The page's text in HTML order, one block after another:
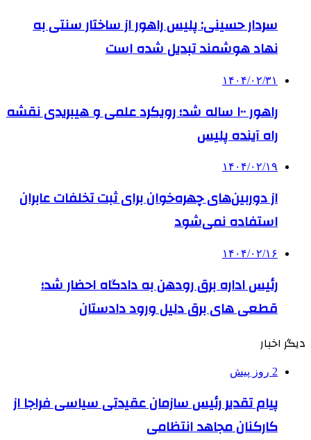
سردار حسینی: پلیس راهور از ساختار سنتی به
نهاد هوشمند تبدیل شده است
۱۴۰۴/۰۲/۳۱
راهور ۱۰۰ ساله شد؛ رویکرد علمی و هیبریدی نقشه
راه آینده پلیس
۱۴۰۴/۰۲/۱۹
از دوربین‌های چهره‌خوان برای ثبت تخلفات عابران
استفاده نمی‌شود
۱۴۰۴/۰۲/۱۶
رئیس اداره برق رودهن به دادگاه احضار شد؛
قطعی های برق دلیل ورود دادستان
دیگر اخبار
2 روز پیش
پیام تقدیر رئیس سازمان عقیدتی سیاسی فراجا از
کارکنان مجاهد انتظامی